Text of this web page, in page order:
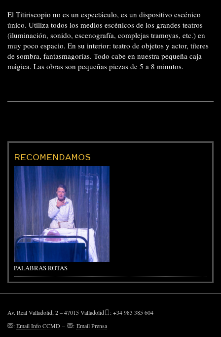
El Titiriscopio no es un espectáculo, es un dispositivo escénico
único. Utiliza todos los medios escénicos de los grandes teatros
(iluminación, sonido, escenografía, complejas tramoyas, etc.) en
muy poco espacio. En su interior: teatro de objetos y actor, títeres
de sombra, fantasmagorías. Todo cabe en nuestra pequeña caja
mágica. Las obras son pequeñas piezas de 5 a 8 minutos.
RECOMENDAMOS
PALABRAS ROTAS
Av. Real Valladolid, 2 – 47015 Valladolid
: +34 983 385 604
:Email Info CCMD – : Email Prensa